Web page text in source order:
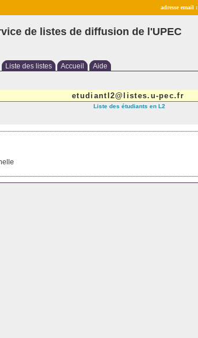
adresse email :
de listes de diffusion de l'UPEC
Liste des listes Accueil Aide
etudiantl2@listes.u-pec.fr
Liste des étudiants en L2